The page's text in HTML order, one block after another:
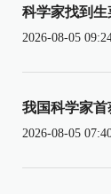
科学家找到
2026-08-05
我国科学家首
2026-08-05